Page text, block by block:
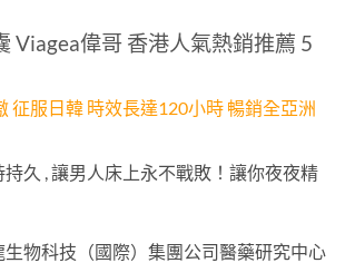
Viagea偉哥 香港人氣熱銷推薦 5
征服日韓 時效長達120小時 暢銷全亞洲
久 , 讓男人床上永不戰敗！讓你夜夜精
物科技（國際）集團公司醫藥研究中心